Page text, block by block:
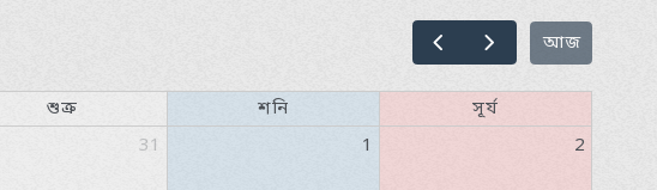
আজ
শুক্র শনি
সূর্য
31 1 2